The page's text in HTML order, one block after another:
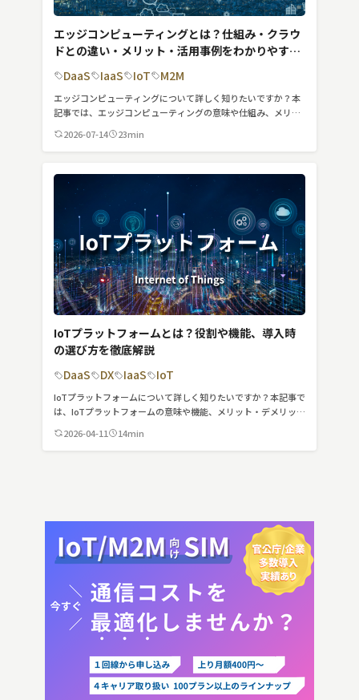
エッジコンピューティングとは？仕組み・クラウ
ドとの違い・メリット・活用事例をわかりやすく
DaaS IaaS IoT M2M
エッジコンピューティングについて詳しく知りたいですか？本
記事では、エッジコンピューティングの意味や仕組み、メリッ
2026-07-14 23min
IoTプラットフォームとは？役割や機能、導入時
の選び方を徹底解説
DaaS
DX IaaS IoT
IoTプラットフォームについて詳しく知りたいですか？本記事で
は、IoTプラットフォームの意味や機能、メリット・デメリッ
ト、解決できる課題、導入時のベンダーの選び方や比較ポイン
トを徹底解説しています。
2026-04-11 14min